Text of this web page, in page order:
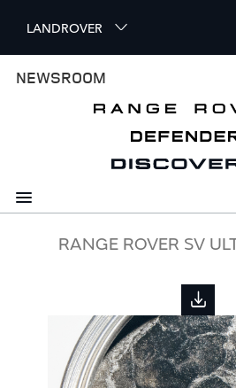
i
p
n
c
LANDROVER
NEWSROOM
RANGE ROVER SV